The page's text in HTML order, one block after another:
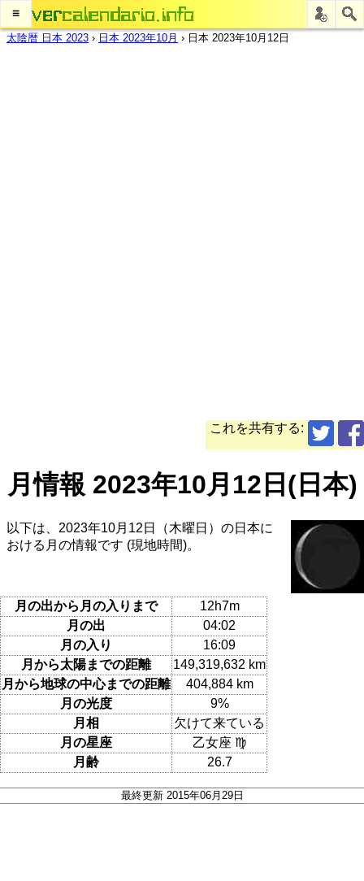
≡
太陰暦 日本 2023 › 日本 2023年10月 › 日本 2023年10月12日
これを共有する:
月情報 2023年10月12日(日本)
以下は、2023年10月12日（木曜日）の日本に
おける月の情報です (現地時間)。
月の出から月の入りまで
12h7m
月の出
04:02
月の入り
16:09
月から太陽までの距離
149,319,632 km
月から地球の中心までの距離
404,884 km
月の光度
9%
月相
欠けて来ている
月の星座
乙女座 ♍
月齢
26.7
最終更新 2015年06月29日